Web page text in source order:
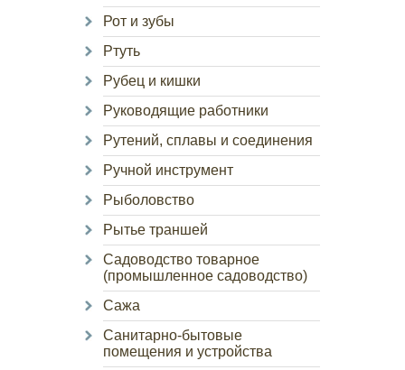
Рот и зубы
Ртуть
Рубец и кишки
Руководящие работники
Рутений, сплавы и соединения
Ручной инструмент
Рыболовство
Рытье траншей
Садоводство товарное
(промышленное садоводство)
Сажа
Санитарно-бытовые
помещения и устройства